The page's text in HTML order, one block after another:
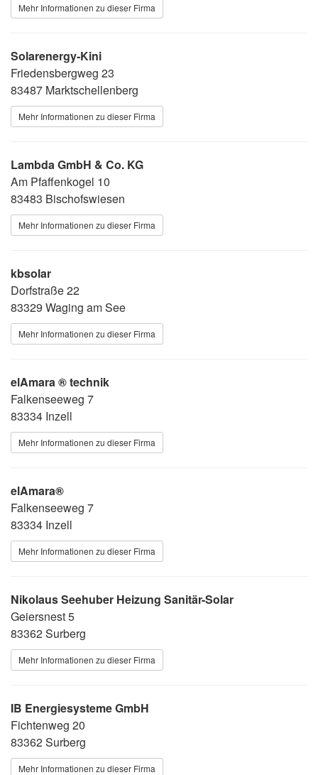
Mehr Informationen zu dieser Firma
Solarenergy-Kini
Friedensbergweg 23
83487 Marktschellenberg
Mehr Informationen zu dieser Firma
Lambda GmbH & Co. KG
Am Pfaffenkogel 10
83483 Bischofswiesen
Mehr Informationen zu dieser Firma
kbsolar
Dorfstraße 22
83329 Waging am See
Mehr Informationen zu dieser Firma
elAmara ® technik
Falkenseeweg 7
83334 Inzell
Mehr Informationen zu dieser Firma
elAmara®
Falkenseeweg 7
83334 Inzell
Mehr Informationen zu dieser Firma
Nikolaus Seehuber Heizung Sanitär-Solar
Geiersnest 5
83362 Surberg
Mehr Informationen zu dieser Firma
IB Energiesysteme GmbH
Fichtenweg 20
83362 Surberg
Mehr Informationen zu dieser Firma